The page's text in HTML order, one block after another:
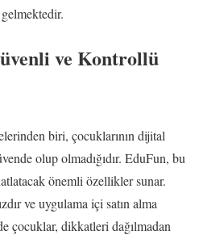
ve Kontrollü
biri, çocuklarının dijital
olup olmadığıdır. EduFun, bu
önemli özellikler sunar.
ve uygulama içi satın alma
çocuklar, dikkatleri dağılmadan